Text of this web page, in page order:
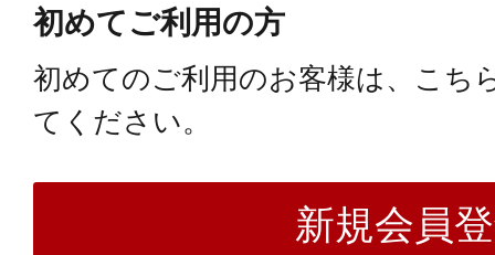
初めてご利用の方
初めてのご利用のお客様は、こち
てください。